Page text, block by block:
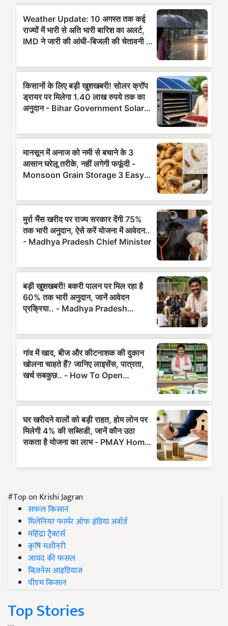
#Top on Krishi Jagran
सफल किसान
मिलेनियर फार्मर ऑफ इंडिया अवॉर्ड
महिंद्रा ट्रैक्टर्स
कृषि मशीनरी
जायद की फसल
बिज़नेस आइडियाज
पीएम किसान
Top Stories